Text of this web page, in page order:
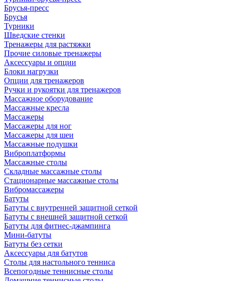
Брусья-пресс
Брусья
Турники
Шведские стенки
Тренажеры для растяжки
Прочие силовые тренажеры
Аксессуары и опции
Блоки нагрузки
Опции для тренажеров
Ручки и рукоятки для тренажеров
Массажное оборудование
Массажные кресла
Массажеры
Массажеры для ног
Массажеры для шеи
Массажные подушки
Виброплатформы
Массажные столы
Складные массажные столы
Стационарные массажные столы
Вибромассажеры
Батуты
Батуты с внутренней защитной сеткой
Батуты с внешней защитной сеткой
Батуты для фитнес-джампинга
Мини-батуты
Батуты без сетки
Аксессуары для батутов
Столы для настольного тенниса
Всепогодные теннисные столы